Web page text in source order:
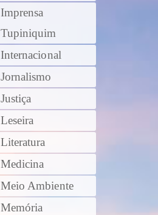
Imprensa
Tupiniquim
Internacional
Jornalismo
Justiça
Leseira
Literatura
Medicina
Meio Ambiente
Memória